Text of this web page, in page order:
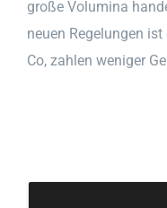
große Volumina
neuen Regelungen
Co, zahlen weniger